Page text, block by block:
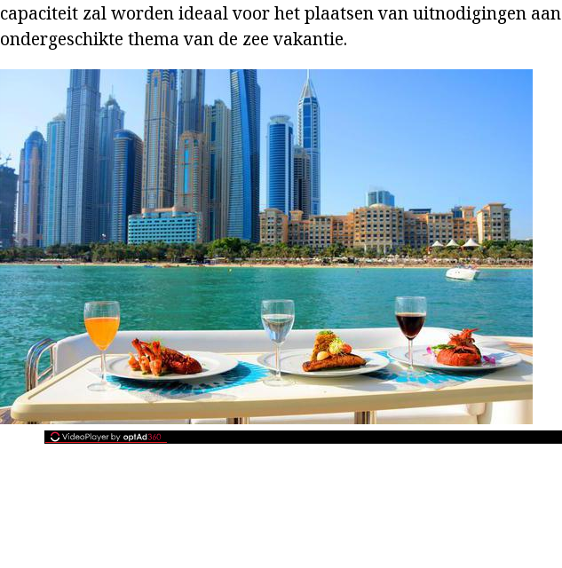
capaciteit zal worden ideaal voor het plaatsen van uitnodigingen aan
ondergeschikte thema van de zee vakantie.